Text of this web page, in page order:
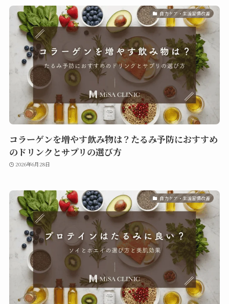
自力ケア・生活習慣改善
コラーゲンを増やす飲み物は？たるみ予防におすすめ
のドリンクとサプリの選び方
2026年6月28日
自力ケア・生活習慣改善